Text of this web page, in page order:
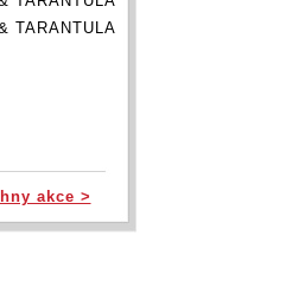
TARANTULA
akce >